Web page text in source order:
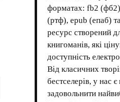
форматах: fb2
(ртф), epub (епаб)
ресурс створений
книгоманів, які
доступність
Від класичних
бестселерів, у нас
задовольнити